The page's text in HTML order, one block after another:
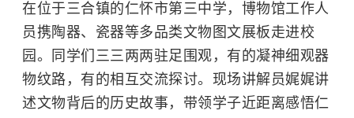
在位于三合镇的仁怀市第三中学，博物馆工作人
员携陶器、瓷器等多品类文物图文展板走进校
园。同学们三三两两驻足围观，有的凝神细观器
物纹路，有的相互交流探讨。现场讲解员娓娓讲
述文物背后的历史故事，带领学子近距离感悟仁